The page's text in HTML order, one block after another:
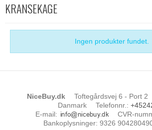
KRANSEKAGE
Ingen produkter fundet.
NiceBuy.dk Toftegårdsvej 6 - Port 2
Danmark
Telefonnr. :
E-mail: CVR-
Bankoplysninger: 9326